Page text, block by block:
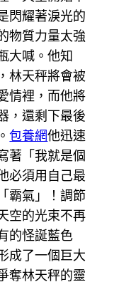
閃耀著淚光的
物質力量太強
大喊。他知
林天秤將會被
情裡，而他將
，還剩下最後
包養網他迅速
著「我就是個
必須用自己最
霸氣」！調節
空的光束不再
的怪誕藍色
成了一個巨大
奪林天秤的靈